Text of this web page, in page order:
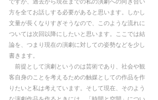
ですが、過去から現在までの私の演劇への向き合い
方を全てお話しする必要があると思います。しかし
文量が長くなりすぎそうなので、このような流れに
ついては次回以降にしたいと思います。ここでは結
論を、つまり現在の演劇に対しての姿勢などを少し
書きます。
前提として演劇というのは芸術であり、社会や観
客自身のことを考えるための触媒としての作品を作
りたいと私は考えています。そして現在、そのよう